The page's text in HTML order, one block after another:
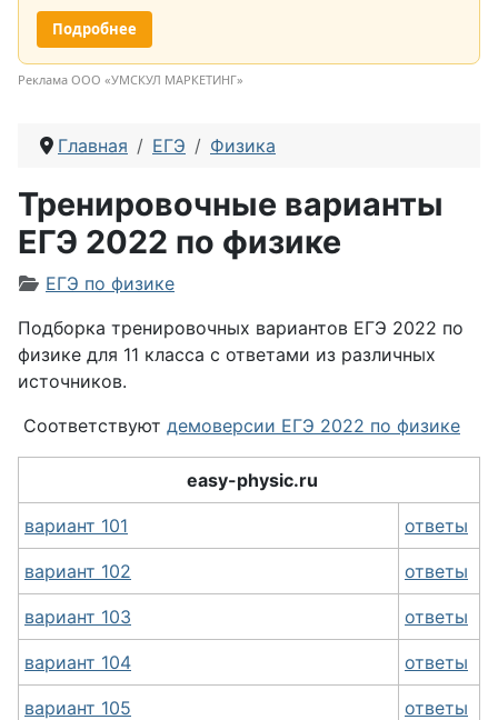
Подробнее
Реклама ООО «УМСКУЛ МАРКЕТИНГ»
Главная ЕГЭ Физика
Тренировочные варианты
ЕГЭ 2022 по физике
Информация о материале
ЕГЭ по физике
Подборка тренировочных вариантов ЕГЭ 2022 по
физике для 11 класса с ответами из различных
источников.
Соответствуют демоверсии ЕГЭ 2022 по физике
easy-physic.ru
вариант 101 ответы
вариант 102 ответы
вариант 103 ответы
вариант 104 ответы
вариант 105 ответы